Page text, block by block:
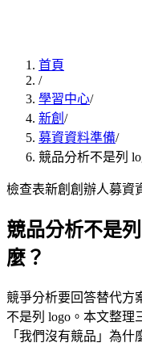
首頁
/
學習中心/
新創 /
募資資料準備/
競品分析不是列
檢查表新創創辦人募資
競品分析不是
麼？
競爭分析要回答替代方
不是列 logo。本文整理
「我們沒有競品」為什